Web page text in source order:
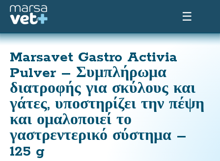
☰
Marsavet Gastro Activia
Pulver – Συμπλήρωμα
διατροφής για σκύλους και
γάτες, υποστηρίζει την πέψη
και ομαλοποιεί το
γαστρεντερικό σύστημα –
125 g